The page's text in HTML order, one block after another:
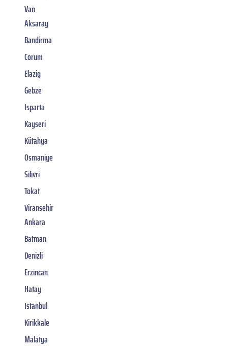
Van
Aksaray
Bandirma
Corum
Elazig
Gebze
Isparta
Kayseri
Kütahya
Osmaniye
Silivri
Tokat
Viransehir
Ankara
Batman
Denizli
Erzincan
Hatay
Istanbul
Kirikkale
Malatya